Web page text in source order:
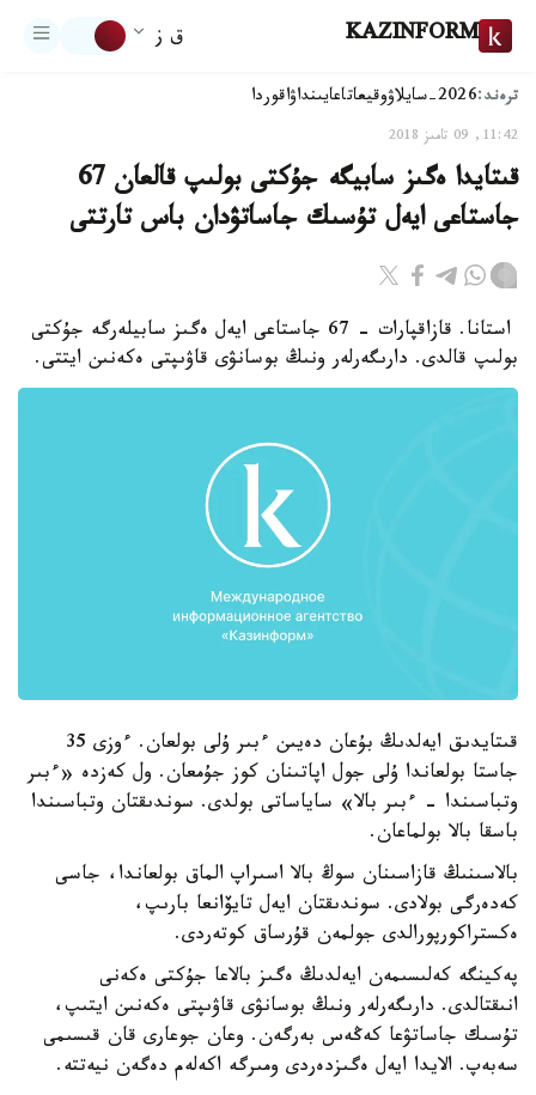
KAZINFORM ق ز
ترەند:2026-سايلاۋ وقيعاتاعايىنداۋاقوردا
11:42, 09 تامىز 2018
قىتايدا ەگىز سابيگە جۇكتى بولىپ قالعان 67
جاستاعى ايەل تۇسىك جاساتۋدان باس تارتتى
استانا. قازاقپارات - 67 جاستاعى ايەل ەگىز سابيلەرگە جۇكتى
بولىپ قالدى. دارىگەرلەر ونىڭ بوسانۋى قاۋىپتى ەكەنىن ايتتى.
قىتايدىق ايەلدىڭ بۇعان دەيىن ءبىر ۇلى بولعان. ءوزى 35
جاستا بولعاندا ۇلى جول اپاتىنان كوز جۇمعان. ول كەزدە «ءبىر
وتباسىندا - ءبىر بالا» ساياساتى بولدى. سوندىقتان وتباسىندا
باسقا بالا بولماعان.
بالاسىنىڭ قازاسىنان سوڭ بالا اسىراپ الماق بولعاندا، جاسى
كەدەرگى بولادى. سوندىقتان ايەل تايۆانعا بارىپ،
ەكستراكورپورالدى جولمەن قۇرساق كوتەردى.
پەكينگە كەلىسىمەن ايەلدىڭ ەگىز بالاعا جۇكتى ەكەنى
انىقتالدى. دارىگەرلەر ونىڭ بوسانۋى قاۋىپتى ەكەنىن ايتىپ،
تۇسىك جاساتۋعا كەڭەس بەرگەن. وعان جوعارى قان قىسىمى
سەبەپ. الايدا ايەل ەگىزدەردى ومىرگە اكەلەم دەگەن نيەتتە.